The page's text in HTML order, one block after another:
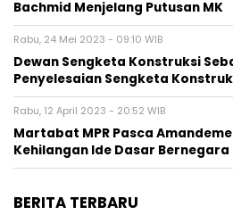
Bachmid Menjelang Putusan MK
Rabu, 24 Mei 2023 - 09:10 WIB
Dewan Sengketa Konstruksi
Penyelesaian Sengketa
Rabu, 12 April 2023 - 20:52 WIB
Martabat MPR Pasca
Kehilangan Ide Dasar Bernegara
BERITA TERBARU